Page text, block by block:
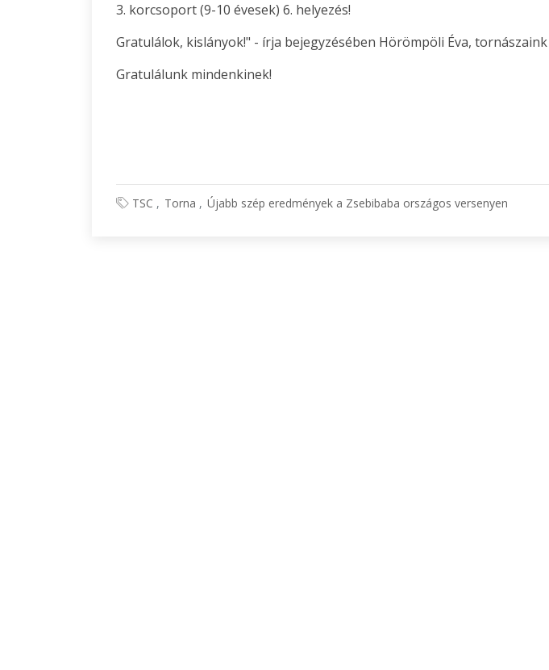
3. korcsoport (9-10 évesek) 6. helyezés!
Gratulálok, kislányok!" - írja bejegyzésében Hörömpöli Éva,
Gratulálunk mindenkinek!
TSC Torna Újabb szép eredmények a Zsebibaba országos versenyen